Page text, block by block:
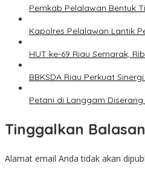
Pemkab Pelalawan Bentuk
Kapolres Pelalawan Lantik
HUT ke-69 Riau Semarak,
BBKSDA Riau Perkuat
Petani di Langgam Diserang
Tinggalkan Balasan
Alamat email Anda tidak akan